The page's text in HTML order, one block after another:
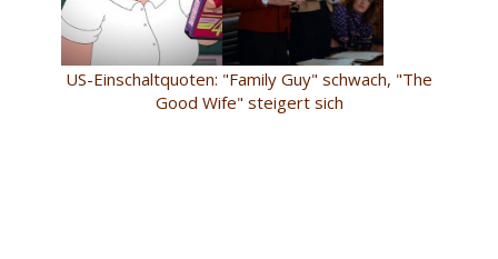
US-Einschaltquoten: "Family Guy" schwach, "The
Good Wife" steigert sich